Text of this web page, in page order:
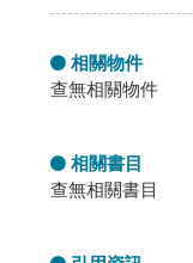
相關物件
查無相關物件
相關書目
查無相關書目